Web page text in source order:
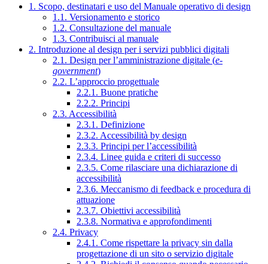
1. Scopo, destinatari e uso del Manuale operativo di design
1.1. Versionamento e storico
1.2. Consultazione del manuale
1.3. Contribuisci al manuale
2. Introduzione al design per i servizi pubblici digitali
2.1. Design per l’amministrazione digitale (e-
government)
2.2. L’approccio progettuale
2.2.1. Buone pratiche
2.2.2. Principi
2.3. Accessibilità
2.3.1. Definizione
2.3.2. Accessibilità by design
2.3.3. Principi per l’accessibilità
2.3.4. Linee guida e criteri di successo
2.3.5. Come rilasciare una dichiarazione di
accessibilità
2.3.6. Meccanismo di feedback e procedura di
attuazione
2.3.7. Obiettivi accessibilità
2.3.8. Normativa e approfondimenti
2.4. Privacy
2.4.1. Come rispettare la privacy sin dalla
progettazione di un sito o servizio digitale